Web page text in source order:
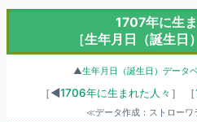
1707年に生
［生年月日（誕生日
▲生年月日（誕生日）データ
［◀1706年に生まれた人々 ］ ［
≪データ作成：ストロー